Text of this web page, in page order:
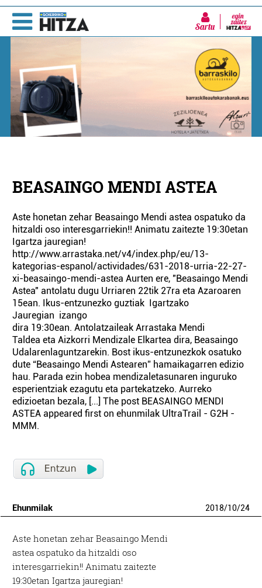
Sartu
BEASAINGO MENDI ASTEA
Aste honetan zehar Beasaingo Mendi astea ospatuko da
hitzaldi oso interesgarriekin!! Animatu zaitezte 19:30etan
Igartza jauregian!
http://www.arrastaka.net/v4/index.php/eu/13-
kategorias-espanol/actividades/631-2018-urria-22-27-
xi-beasaingo-mendi-astea Aurten ere, "Beasaingo Mendi
Astea" antolatu dugu Urriaren 22tik 27ra eta Azaroaren
15ean. Ikus-entzunezko guztiak Igartzako
Jauregian izango
dira 19:30ean. Antolatzaileak Arrastaka Mendi
Taldea eta Aizkorri Mendizale Elkartea dira, Beasaingo
Udalarenlaguntzarekin. Bost ikus-entzunezkok osatuko
dute “Beasaingo Mendi Astearen” hamaikagarren edizio
hau. Parada ezin hobea mendizaletasunaren inguruko
esperientziak ezagutu eta partekatzeko. Aurreko
edizioetan bezala, [...] The post BEASAINGO MENDI
ASTEA appeared first on ehunmilak UltraTrail - G2H -
MMM.
Ehunmilak 2018/10/24
Aste honetan zehar Beasaingo Mendi
astea ospatuko da hitzaldi oso
interesgarriekin!! Animatu zaitezte
19:30etan Igartza jauregian!